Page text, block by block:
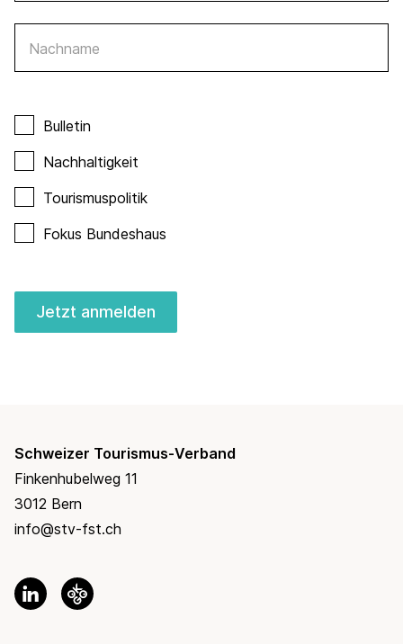
Nachname
Bulletin
Nachhaltigkeit
Tourismuspolitik
Fokus Bundeshaus
Jetzt anmelden
Schweizer Tourismus-Verband
Finkenhubelweg 11
3012 Bern
info@stv-fst.ch